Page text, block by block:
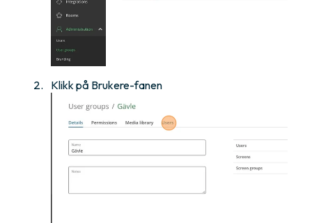
Klikk på Brukere-fanen